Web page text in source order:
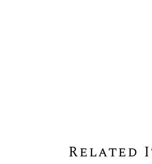
Related